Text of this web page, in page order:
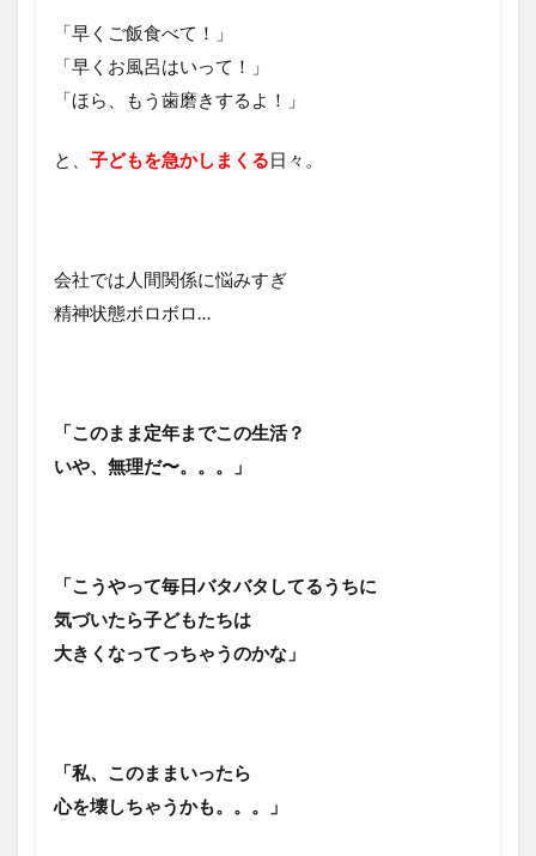
「早くご飯食べて！」
「早くお風呂はいって！」
「ほら、もう歯磨きするよ！」
と、 子どもを急かしまくる日々。
会社では人間関係に悩みすぎ
精神状態ボロボロ…
「このまま定年までこの生活？
いや、無理だ〜。。。」
「こうやって毎日バタバタしてるうちに
気づいたら子どもたちは
大きくなってっちゃうのかな」
「私、このままいったら
心を壊しちゃうかも。。。」